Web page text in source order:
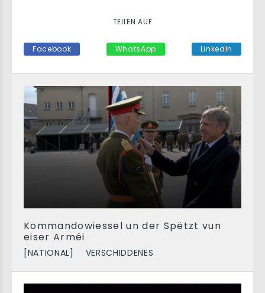
Kommandowiessel un der Spëtzt vun
eiser Arméi
[NATIONAL] VERSCHIDDENES
TEILEN AUF
Facebook WhatsApp LinkedIn